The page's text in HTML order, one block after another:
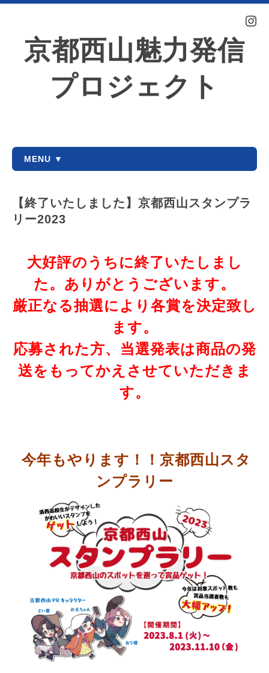
京都西山魅力発信
プロジェクト
MENU ▼
【終了いたしました】京都西山スタンプラ
リー2023
大好評のうちに終了いたしまし
た。ありがとうございます。
厳正なる抽選により各賞を決定致し
ます。
応募された方、 当選発表は商品の発
送をもってかえさせていただきま
す。
今年もやります！！京都西山スタ
ンプラリー